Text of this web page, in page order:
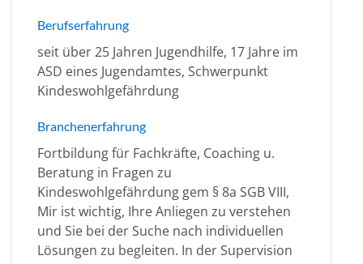
Berufserfahrung
seit über 25 Jahren Jugendhilfe, 17 Jahre im
ASD eines Jugendamtes, Schwerpunkt
Kindeswohlgefährdung
Branchenerfahrung
Fortbildung für Fachkräfte, Coaching u.
Beratung in Fragen zu
Kindeswohlgefährdung gem § 8a SGB VIII,
Mir ist wichtig, Ihre Anliegen zu verstehen
und Sie bei der Suche nach individuellen
Lösungen zu begleiten. In der Supervision